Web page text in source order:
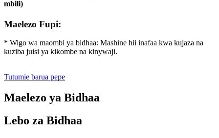
mbili)
Maelezo Fupi:
* Wigo wa maombi ya bidhaa: Mashine hii inafaa kwa kujaza na
kuziba juisi ya kikombe na kinywaji.
Tutumie barua pepe
Maelezo ya Bidhaa
Lebo za Bidhaa